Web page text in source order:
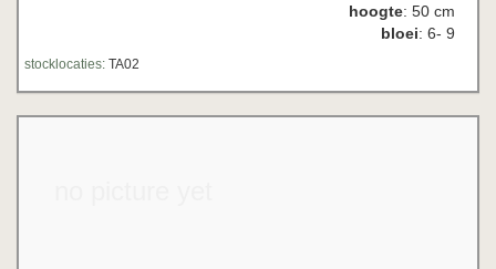
hoogte: 50 cm
bloei: 6- 9
stocklocaties: TA02